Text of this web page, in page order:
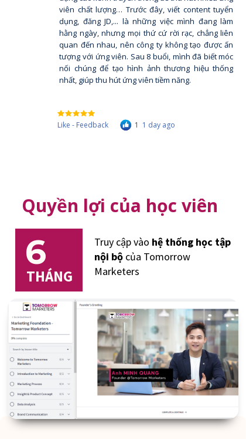
viên chất lượng… Trước đây, viết content tuyển
dụng, đăng JD,... là những việc mình đang làm
hằng ngày, nhưng mọi thứ cứ rời rạc, chẳng liên
quan đến nhau, nên công ty không tạo được ấn
tượng với ứng viên. Sau 8 buổi, mình đã biết móc
nối chúng để tạo hình ảnh thương hiệu thống
nhất, giúp thu hút ứng viên tiềm năng.
Like - Feedback 1 1 day ago
Quyền lợi của học viên
Truy cập vào hệ thống học tập
nội bộ của Tomorrow
Marketers
6
THÁNG